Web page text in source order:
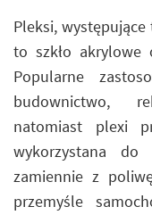
Pleksi,
to szkło akrylowe
Popularne
budownictwo,
natomiast plexi
wykorzystana
zamiennie z
przemyśle